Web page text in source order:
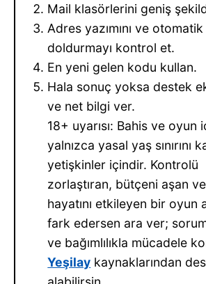
Mail klasörlerini geniş
Adres yazımını ve otomatik
doldurmayı kontrol et.
En yeni gelen kodu kullan.
Hala sonuç yoksa destek
ve net bilgi ver.
18+ uyarısı: Bahis ve oyun
yalnızca yasal yaş sınırını
yetişkinler içindir. Kontrolü
zorlaştıran, bütçeni aşan
hayatını etkileyen bir oyun
fark edersen ara ver;
ve bağımlılıkla mücadele
Yeşilay kaynaklarından